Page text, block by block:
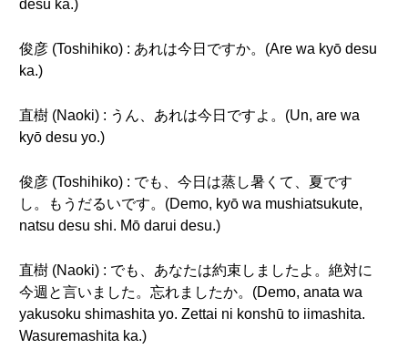
desu ka.)
俊彦 (Toshihiko) : あれは今日ですか。(Are wa kyō desu
ka.)
直樹 (Naoki) : うん、あれは今日ですよ。(Un, are wa
kyō desu yo.)
俊彦 (Toshihiko) : でも、今日は蒸し暑くて、夏です
し。もうだるいです。(Demo, kyō wa mushiatsukute,
natsu desu shi. Mō darui desu.)
直樹 (Naoki) : でも、あなたは約束しましたよ。絶対に
今週と言いました。忘れましたか。(Demo, anata wa
yakusoku shimashita yo. Zettai ni konshū to iimashita.
Wasuremashita ka.)